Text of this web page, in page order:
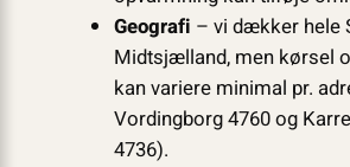
Geografi – vi dækker hele
Midtsjælland, men kørsel
kan variere minimal pr.
Vordingborg 4760 og
4736).